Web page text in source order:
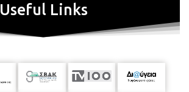
Useful Links